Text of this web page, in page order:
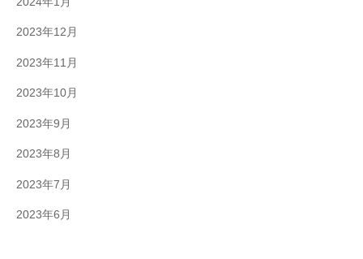
2023年12月
2023年11月
2023年10月
2023年9月
2023年8月
2023年7月
2023年6月